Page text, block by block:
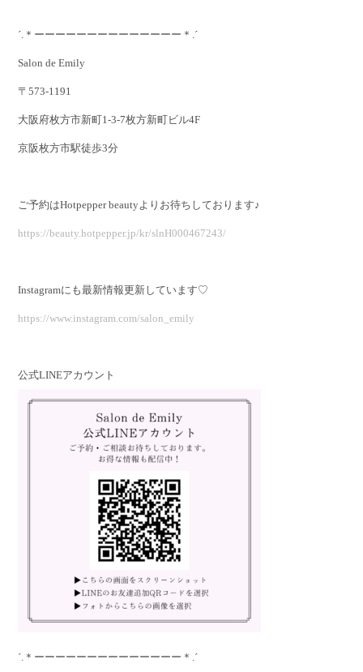
´.＊ーーーーーーーーーーーーーー＊.´
Salon de Emily
〒573-1191
大阪府枚方市新町1-3-7枚方新町ビル4F
京阪枚方市駅徒歩3分
ご予約はHotpepper beautyよりお待ちしております♪
https://beauty.hotpepper.jp/kr/slnH000467243/
Instagramにも最新情報更新しています♡
https://www.instagram.com/salon_emily
公式LINEアカウント
´.＊ーーーーーーーーーーーーーー＊.´